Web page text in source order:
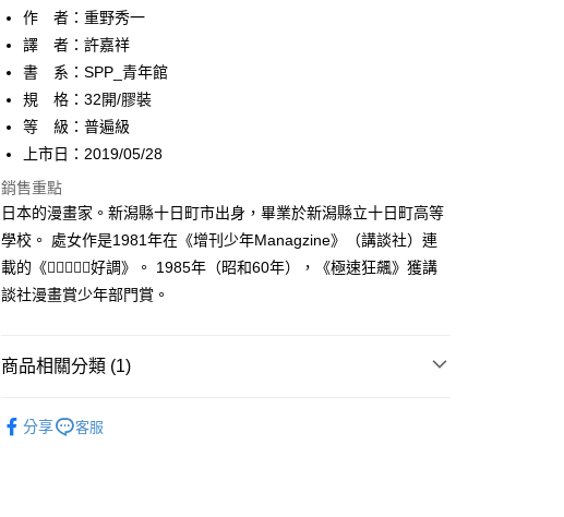
AFTEE先享後付是「在收到商品之後才付款」的支付方式。 讓您購物簡單
便利好安心！
１．簡單：不需註冊會員、不需綁卡、不需儲值。
２．便利：只要手機號碼，簡訊認證，即可結帳。
３．安心：先確認商品／服務後，再付款。
１．於結帳方式選擇「AFTEE先享後付」後，將跳轉至「AFTEE先享後
付」結帳頁面，進行簡訊認證並確認金額後，即可完成結帳。
２．訂單成立數日內，您將收到繳費通知簡訊。
３．收到繳費通知簡訊後14天內，點擊此簡訊中的連結，可透過四大超商
／ATM／網路銀行／等多元方式進行付款，方視為交易完成。
※ 請注意：結帳手續完成當下不需立刻繳費，但若您需要取消訂單，請聯
絡購買商品的店家。未經商家同意取消之訂單仍視為有效，需透過AFTEE
先享後付繳納相關費用。
付客戶支援中心」https://netprotections.freshdesk.com/support/home
１．透過由恩沛科技股份有限公司提供之「AFTEE先享後付」服務完成之
交易，需依本服務之必要範圍內提供個人資料，並將交易相關給付款項請
ATM付款
運送方式
全家取貨付款
每筆NT$80，滿NT$500(含以上)免運費
付款後全家取貨
每筆NT$80，滿NT$500(含以上)免運費
萊爾富取貨付款
每筆NT$80，滿NT$500(含以上)免運費
每筆NT$80，滿NT$500(含以上)免運費
每筆NT$80，滿NT$500(含以上)免運費
作 者：重野秀一
譯 者：許嘉祥
書 系：SPP_青年館
規 格：32開/膠裝
等 級：普遍級
上市日：2019/05/28
銷售重點
日本的漫畫家。新潟縣十日町市出身，畢業於新潟縣立十日町高等
學校。 處女作是1981年在《增刊少年Managzine》（講談社）連
載的《好調》。 1985年（昭和60年），《極速狂飆》獲講
談社漫畫賞少年部門賞。
商品相關分類 (1)
分享
客服